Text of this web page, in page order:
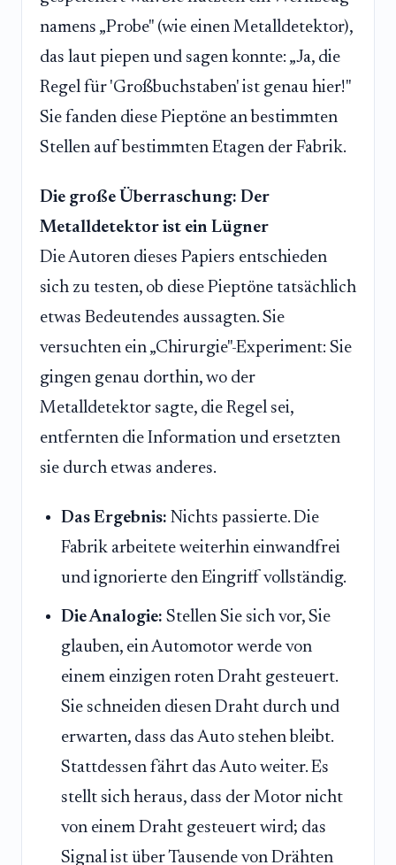
namens „Probe" (wie einen Metalldetektor),
das laut piepen und sagen konnte: „Ja, die
Regel für 'Großbuchstaben' ist genau hier!"
Sie fanden diese Pieptöne an bestimmten
Stellen auf bestimmten Etagen der Fabrik.
Die große Überraschung: Der
Metalldetektor ist ein Lügner
Die Autoren dieses Papiers entschieden
sich zu testen, ob diese Pieptöne tatsächlich
etwas Bedeutendes aussagten. Sie
versuchten ein „Chirurgie"-Experiment: Sie
gingen genau dorthin, wo der
Metalldetektor sagte, die Regel sei,
entfernten die Information und ersetzten
sie durch etwas anderes.
Das Ergebnis: Nichts passierte. Die
Fabrik arbeitete weiterhin einwandfrei
und ignorierte den Eingriff vollständig.
Die Analogie: Stellen Sie sich vor, Sie
glauben, ein Automotor werde von
einem einzigen roten Draht gesteuert.
Sie schneiden diesen Draht durch und
erwarten, dass das Auto stehen bleibt.
Stattdessen fährt das Auto weiter. Es
stellt sich heraus, dass der Motor nicht
von einem Draht gesteuert wird; das
Signal ist über Tausende von Drähten